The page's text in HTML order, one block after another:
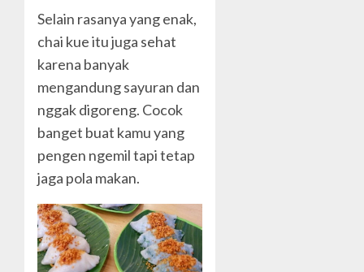
Selain rasanya yang enak,
chai kue itu juga sehat
karena banyak
mengandung sayuran dan
nggak digoreng. Cocok
banget buat kamu yang
pengen ngemil tapi tetap
jaga pola makan.